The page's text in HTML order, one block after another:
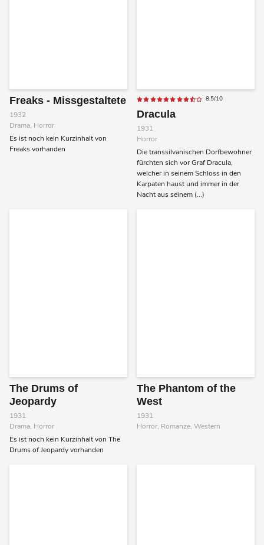
Freaks - Missgestaltete
1932
Drama, Horror
Es ist noch kein Kurzinhalt von
Freaks vorhanden
8.5/10
Dracula
1931
Horror
Die transsilvanischen Dorfbewohner
fürchten sich vor Graf Dracula,
welcher in seinem Schloss in den
Karpaten haust und immer in der
Nacht aus seinem (...)
The Drums of
Jeopardy
1931
Drama, Horror
Es ist noch kein Kurzinhalt von The
Drums of Jeopardy vorhanden
The Phantom of the
West
1931
Horror, Romanze, Western